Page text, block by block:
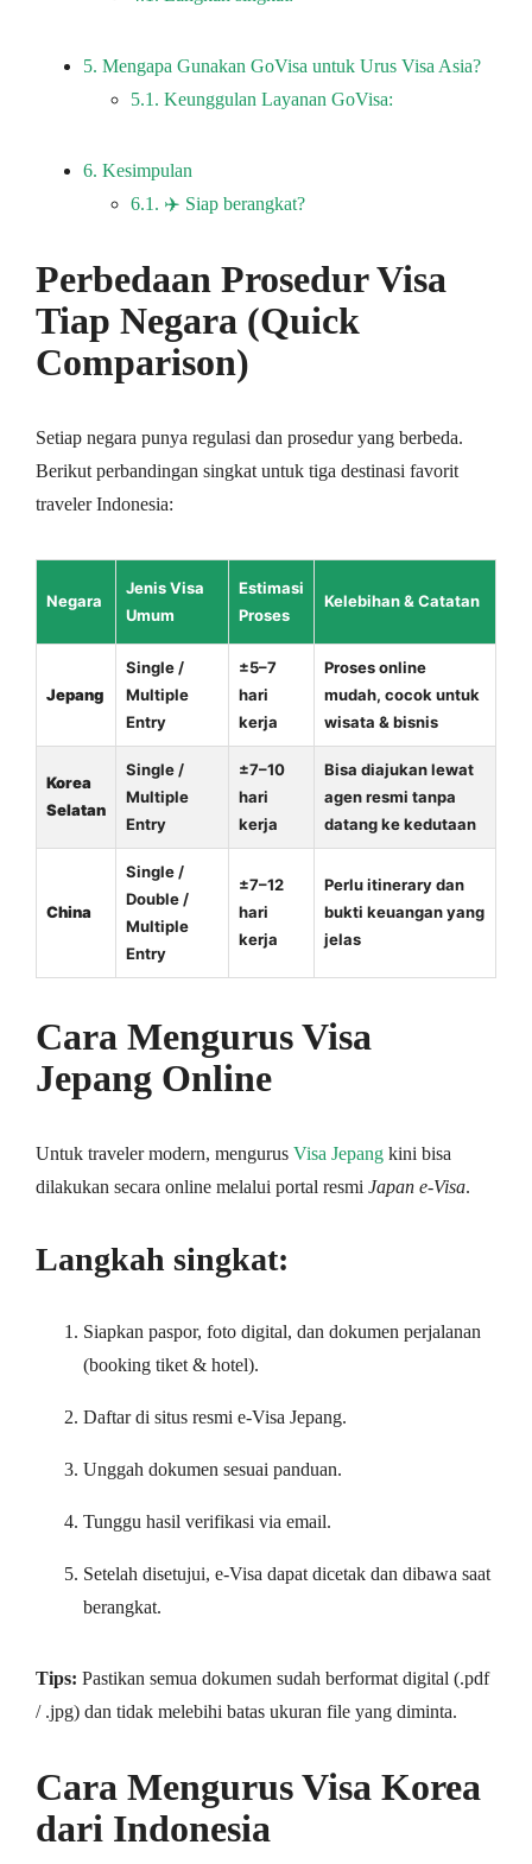
5. Mengapa Gunakan GoVisa untuk Urus Visa Asia?
5.1. Keunggulan Layanan GoVisa:
6. Kesimpulan
6.1. ✈️ Siap berangkat?
Perbedaan Prosedur Visa
Tiap Negara (Quick
Comparison)
Setiap negara punya regulasi dan prosedur yang berbeda.
Berikut perbandingan singkat untuk tiga destinasi favorit
traveler Indonesia:
Negara
Jenis Visa
Umum
Estimasi
Proses
Kelebihan & Catatan
Jepang
Single /
Multiple
Entry
±5–7
hari
kerja
Proses online
mudah, cocok untuk
wisata & bisnis
Korea
Selatan
Single /
Multiple
Entry
±7–10
hari
kerja
Bisa diajukan lewat
agen resmi tanpa
datang ke kedutaan
China
Single /
Double /
Multiple
Entry
±7–12
hari
kerja
Perlu itinerary dan
bukti keuangan yang
jelas
Cara Mengurus Visa
Jepang Online
Untuk traveler modern, mengurus Visa Jepang kini bisa
dilakukan secara online melalui portal resmi Japan e-Visa.
Langkah singkat:
Siapkan paspor, foto digital, dan dokumen perjalanan
(booking tiket & hotel).
Daftar di situs resmi e-Visa Jepang.
Unggah dokumen sesuai panduan.
Tunggu hasil verifikasi via email.
Setelah disetujui, e-Visa dapat dicetak dan dibawa saat
berangkat.
Tips: Pastikan semua dokumen sudah berformat digital (.pdf
/ .jpg) dan tidak melebihi batas ukuran file yang diminta.
Cara Mengurus Visa Korea
dari Indonesia